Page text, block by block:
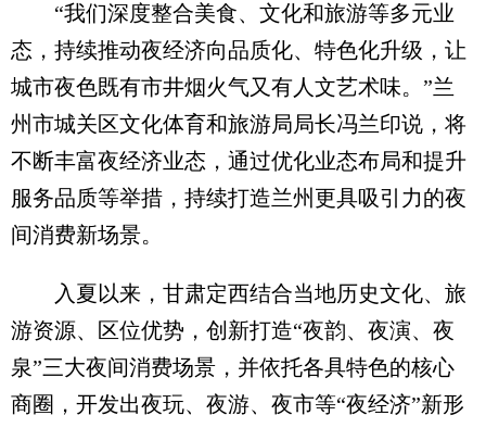
“我们深度整合美食、文化和旅游等多元业
态，持续推动夜经济向品质化、特色化升级，让
城市夜色既有市井烟火气又有人文艺术味。”兰
州市城关区文化体育和旅游局局长冯兰印说，将
不断丰富夜经济业态，通过优化业态布局和提升
服务品质等举措，持续打造兰州更具吸引力的夜
间消费新场景。
入夏以来，甘肃定西结合当地历史文化、旅
游资源、区位优势，创新打造“夜韵、夜演、夜
泉”三大夜间消费场景，并依托各具特色的核心
商圈，开发出夜玩、夜游、夜市等“夜经济”新形